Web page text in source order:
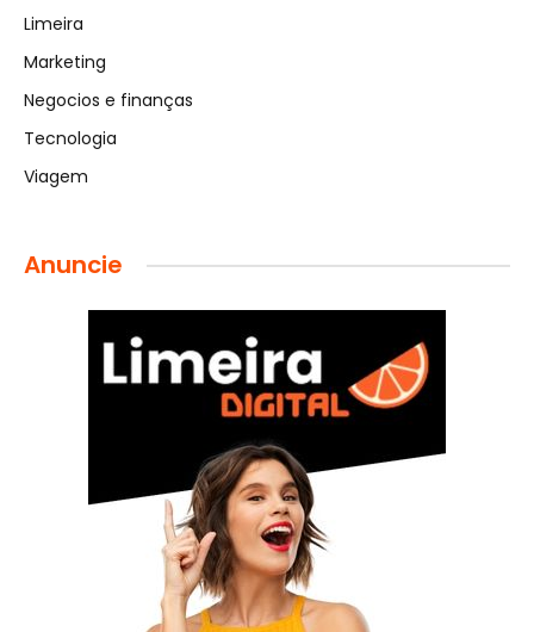
Limeira
Marketing
Negocios e finanças
Tecnologia
Viagem
Anuncie